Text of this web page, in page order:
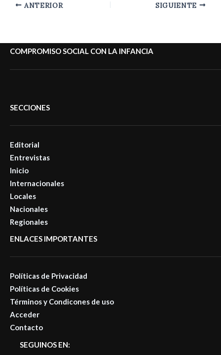
ANTERIOR SIGUIENTE
COMPROMISO SOCIAL CON LA INFANCIA
SECCIONES
Editorial
Entrevistas
Inicio
Internacionales
Locales
Nacionales
Regionales
ENLACES IMPORTANTES
Políticas de Privacidad
Políticas de Cookies
Términos y Condicones de uso
Acceder
Contacto
SEGUINOS EN: